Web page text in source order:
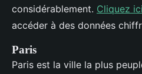
considérablement. Cliquez
accéder à des données
Paris
Paris est la ville la plus